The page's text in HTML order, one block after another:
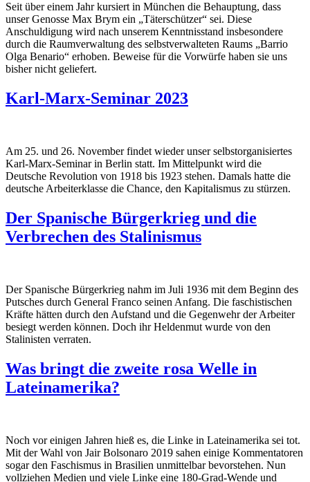
Seit über einem Jahr kursiert in München die Behauptung, dass
unser Genosse Max Brym ein „Täterschützer“ sei. Diese
Anschuldigung wird nach unserem Kenntnisstand insbesondere
durch die Raumverwaltung des selbstverwalteten Raums „Barrio
Olga Benario“ erhoben. Beweise für die Vorwürfe haben sie uns
bisher nicht geliefert.
Karl-Marx-Seminar 2023
Am 25. und 26. November findet wieder unser selbstorganisiertes
Karl-Marx-Seminar in Berlin statt. Im Mittelpunkt wird die
Deutsche Revolution von 1918 bis 1923 stehen. Damals hatte die
deutsche Arbeiterklasse die Chance, den Kapitalismus zu stürzen.
Der Spanische Bürgerkrieg und die
Verbrechen des Stalinismus
Der Spanische Bürgerkrieg nahm im Juli 1936 mit dem Beginn des
Putsches durch General Franco seinen Anfang. Die faschistischen
Kräfte hätten durch den Aufstand und die Gegenwehr der Arbeiter
besiegt werden können. Doch ihr Heldenmut wurde von den
Stalinisten verraten.
Was bringt die zweite rosa Welle in
Lateinamerika?
Noch vor einigen Jahren hieß es, die Linke in Lateinamerika sei tot.
Mit der Wahl von Jair Bolsonaro 2019 sahen einige Kommentatoren
sogar den Faschismus in Brasilien unmittelbar bevorstehen. Nun
vollziehen Medien und viele Linke eine 180-Grad-Wende und